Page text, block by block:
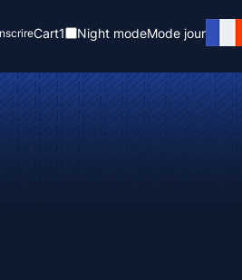
Cart1 Night modeMode jour